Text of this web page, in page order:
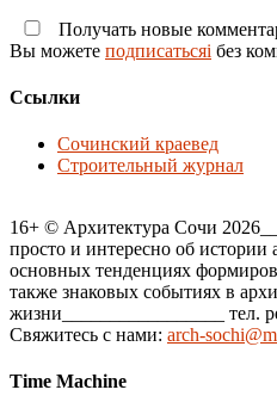
Получать новые
Вы можете подписатьсяi без
Ссылки
Сочинский краевед
Строительный журнал
16+ © Архитектура Сочи
просто и интересно об истории
основных тенденциях
также знаковых событиях в
жизни_________________ тел.
Свяжитесь с нами: arch-
Time Machine